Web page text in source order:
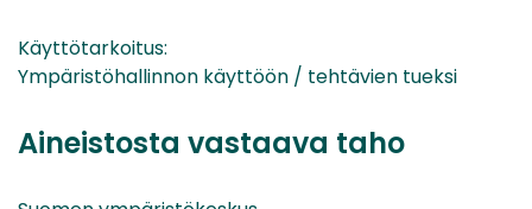
Käyttötarkoitus:
Ympäristöhallinnon käyttöön / tehtävien tueksi
Aineistosta vastaava taho